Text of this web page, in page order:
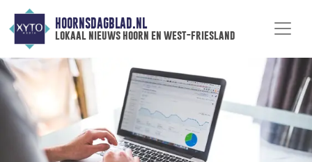
HOORNSDAGBLAD.NL
lokaal nieuws hoorn en west-friesland